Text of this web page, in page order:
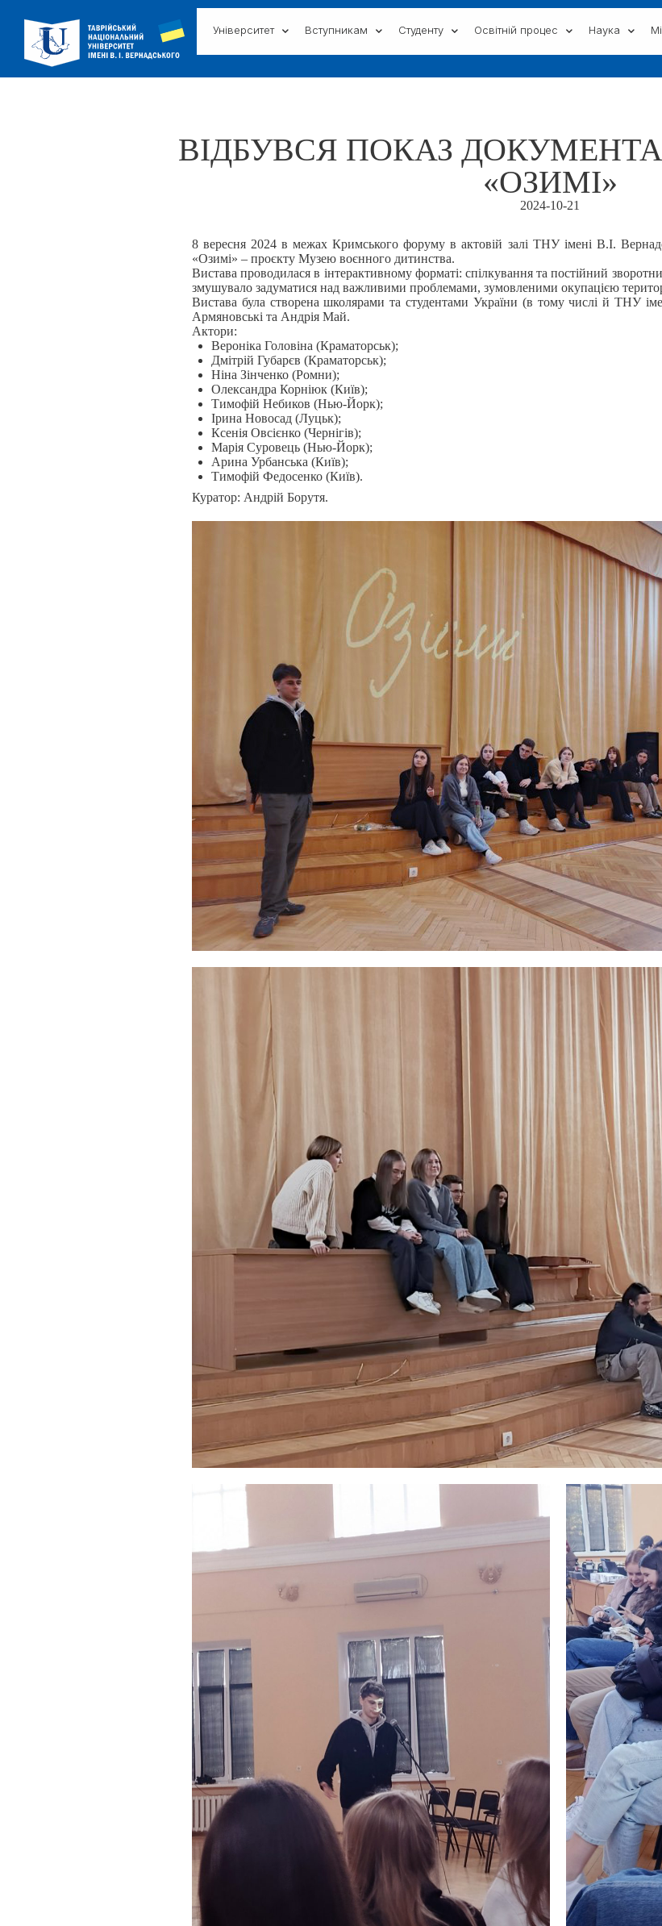
Університет Вступникам Студенту Освітній процес Наука
ВІДБУВСЯ ПОКАЗ
«ОЗИМІ»
2024-10-21
8 вересня 2024 в межах Кримського форуму в актовій залі ТНУ імені В.І.
«Озимі» – проєкту Музею воєнного дитинства.
Вистава проводилася в інтерактивному форматі: спілкування та постійний
змушувало задуматися над важливими проблемами, зумовленими окупацією
Вистава була створена школярами та студентами України (в тому числі й ТНУ
Армяновські та Андрія Май.
Актори:
Вероніка Головіна (Краматорськ);
Дмітрій Губарєв (Краматорськ);
Ніна Зінченко (Ромни);
Олександра Корніюк (Київ);
Тимофій Небиков (Нью-Йорк);
Ірина Новосад (Луцьк);
Ксенія Овсієнко (Чернігів);
Марія Суровець (Нью-Йорк);
Арина Урбанська (Київ);
Тимофій Федосенко (Київ).
Куратор: Андрій Борутя.